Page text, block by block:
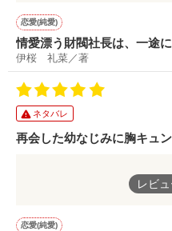
「これは二人だけの秘密のデ
結之志希さん、碓氷澪夜さ
#溺愛執事メイド
『クールメイドを無自覚に溺
2023年　10月23日　START
2023年　10月31日　完結
☆表紙絵はアルバイト様のフ
月城　紫音(つきしろ　しおん)
×
女嫌いなイケメンヴァンパイア
夜桜　蒼炎(よざくら　そうえ
私の学園生活どうなるの！？
2023年6月29日　START
2023年7月5日　完結
に溺愛スカッと！といった内
スシーンにはキュンキュンし
せに暮らしてほしいです😍素
恋愛(純愛)
情愛漂う財閥社長は、一途
伊桜 礼菜／著
ネタバレ
再会した幼なじみに胸キュ
久しぶりに再会したかと思え
ュン❤結婚してからは毎日好
良きでした✨ずっとイチャイ
レビ
恋愛(純愛)